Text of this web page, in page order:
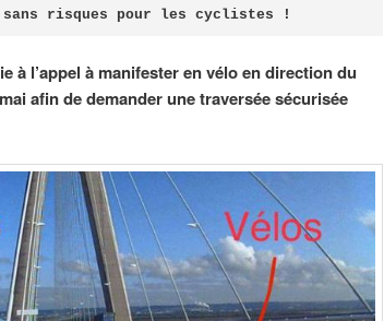
sans risques pour les cyclistes !
à l’appel à manifester en vélo en direction du
afin de demander une traversée sécurisée